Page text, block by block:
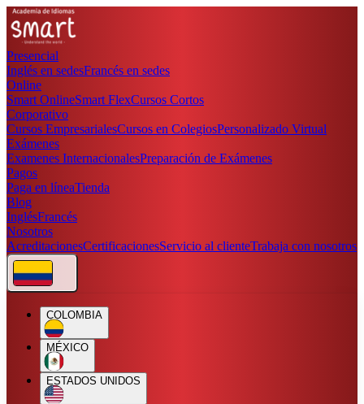
Presencial
Inglés en sedesFrancés en sedes
Online
Smart OnlineSmart FlexCursos Cortos
Corporativo
Cursos EmpresarialesCursos en ColegiosPersonalizado Virtual
Exámenes
Examenes InternacionalesPreparación de Exámenes
Pagos
Paga en líneaTienda
Blog
InglésFrancés
Nosotros
AcreditacionesCertificacionesServicio al clienteTrabaja con nosotros
COLOMBIA
MÉXICO
ESTADOS UNIDOS